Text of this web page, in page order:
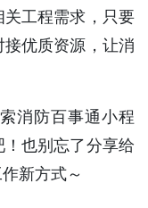
工程需求，只要
优质资源，让消
消防百事通小程
也别忘了分享给
新方式～